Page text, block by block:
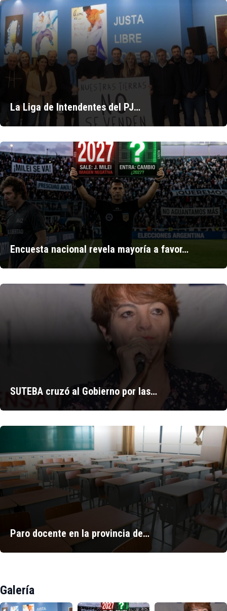
La Liga de Intendentes del PJ…
Encuesta nacional revela mayoría a favor…
SUTEBA cruzó al Gobierno por las…
Paro docente en la provincia de…
Galería